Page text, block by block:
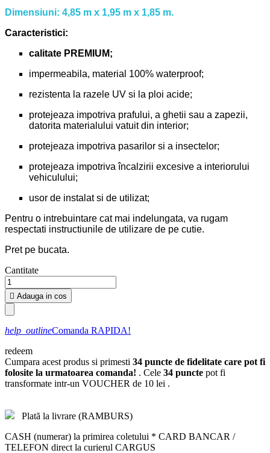
Dimensiuni: 4,85 m x 1,95 m x 1,85 m.
Caracteristici:
calitate PREMIUM;
impermeabila, material 100% waterproof;
rezistenta la razele UV si la ploi acide;
protejeaza impotriva prafului, a ghetii sau a zapezii,
datorita materialului vatuit din interior;
protejeaza impotriva pasarilor si a insectelor;
protejeaza impotriva încalzirii excesive a interiorului
vehiculului;
usor de instalat si de utilizat;
Pentru o intrebuintare cat mai indelungata, va rugam
respectati instructiunile de utilizare de pe cutie.
Pret pe bucata.
Cantitate
 Adauga in cos
help_outlineComanda RAPIDA!
redeem
Cumpara acest produs si primesti 34 puncte de fidelitate care pot fi
folosite la urmatoarea comanda! . Cele 34 puncte pot fi
transformate intr-un VOUCHER de 10 lei .
Plată la livrare (RAMBURS)
CASH (numerar) la primirea coletului * CARD BANCAR /
TELEFON direct la curierul CARGUS